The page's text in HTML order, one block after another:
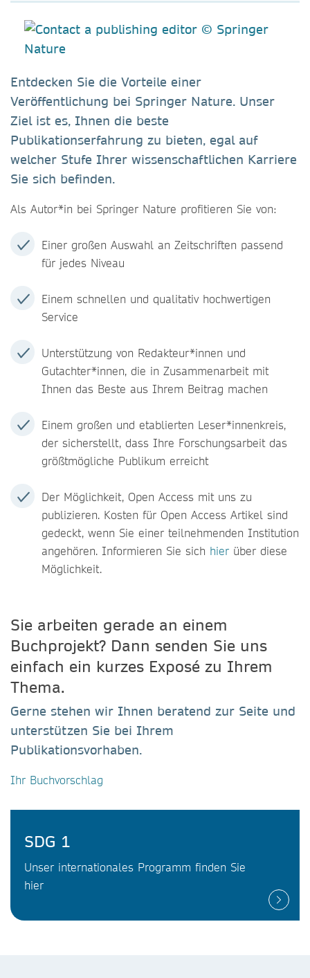
Entdecken Sie die Vorteile einer
Veröffentlichung bei Springer Nature. Unser
Ziel ist es, Ihnen die beste
Publikationserfahrung zu bieten, egal auf
welcher Stufe Ihrer wissenschaftlichen Karriere
Sie sich befinden.
Als Autor*in bei Springer Nature profitieren Sie von:
Einer großen Auswahl an Zeitschriften passend
für jedes Niveau
Einem schnellen und qualitativ hochwertigen
Service
Unterstützung von Redakteur*innen und
Gutachter*innen, die in Zusammenarbeit mit
Ihnen das Beste aus Ihrem Beitrag machen
Einem großen und etablierten Leser*innenkreis,
der sicherstellt, dass Ihre Forschungsarbeit das
größtmögliche Publikum erreicht
Der Möglichkeit, Open Access mit uns zu
publizieren. Kosten für Open Access Artikel sind
gedeckt, wenn Sie einer teilnehmenden Institution
angehören. Informieren Sie sich hier über diese
Möglichkeit.
Sie arbeiten gerade an einem
Buchprojekt? Dann senden Sie uns
einfach ein kurzes Exposé zu Ihrem
Thema.
Gerne stehen wir Ihnen beratend zur Seite und
unterstützen Sie bei Ihrem
Publikationsvorhaben.
Ihr Buchvorschlag
SDG 1
Unser internationales Programm finden Sie
hier